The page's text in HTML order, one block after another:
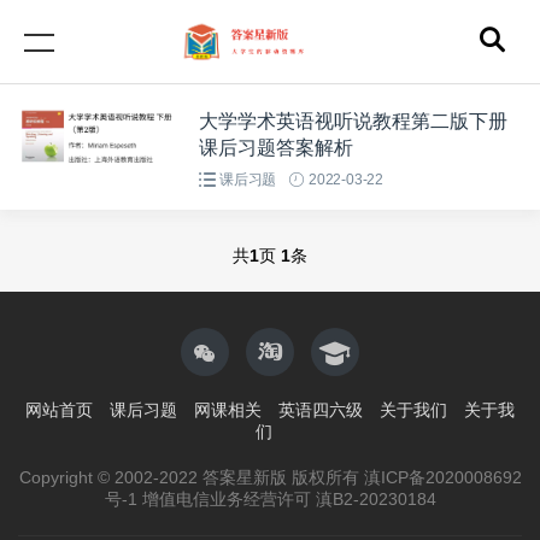
大学学术英语视听说教程第二版下册
课后习题答案解析
课后习题 2022-03-22
共1页 1条
网站首页 课后习题 网课相关 英语四六级 关于我们
关于我
们
Copyright © 2002-2022 答案星新版 版权所有 滇ICP备2020008692
号-1 增值电信业务经营许可 滇B2-20230184